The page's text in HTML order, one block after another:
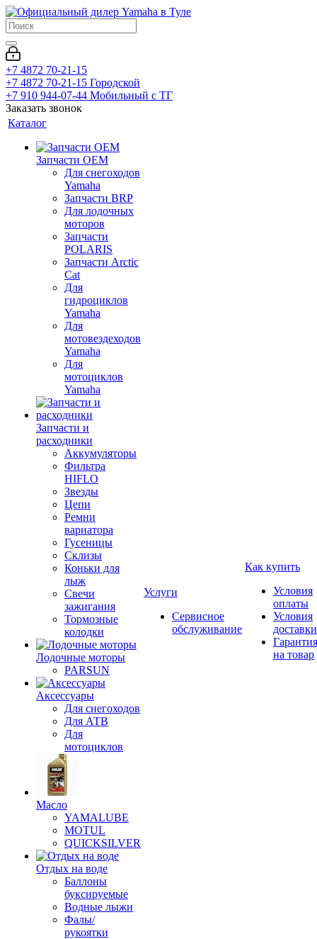
+7 4872 70-21-15
+7 4872 70-21-15 Городской
+7 910 944-07-44 Мобильный с ТГ
Заказать звонок
Каталог
Запчасти OEM
Для снегоходов
Yamaha
Запчасти BRP
Для лодочных
моторов
Запчасти
POLARIS
Запчасти Arctic
Cat
Для
гидроциклов
Yamaha
Для
мотовездеходов
Yamaha
Для
мотоциклов
Yamaha
Запчасти и
расходники
Аккумуляторы
Фильтра
HIFLO
Звезды
Цепи
Ремни
вариатора
Гусеницы
Склизы
Коньки для
лыж
Свечи
зажигания
Тормозные
колодки
Лодочные моторы
PARSUN
Аксессуары
Для снегоходов
Для АТВ
Для
мотоциклов
Масло
YAMALUBE
MOTUL
QUICKSILVER
Отдых на воде
Баллоны
буксируемые
Водные лыжи
Фалы/
рукоятки
Услуги
Сервисное
обслуживание
Как купить
Условия
оплаты
Условия
доставки
Гарантия
на товар